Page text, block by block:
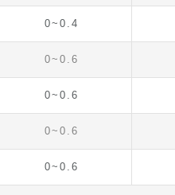
0~0.4
0~0.6
0~0.6
0~0.6
0~0.6